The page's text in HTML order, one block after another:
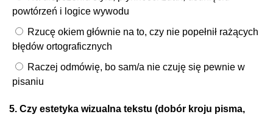
powtórzeń i logice wywodu
Rzucę okiem głównie na to, czy nie popełnił rażących
błędów ortograficznych
Raczej odmówię, bo sam/a nie czuję się pewnie w
pisaniu
5. Czy estetyka wizualna tekstu (dobór kroju pisma,